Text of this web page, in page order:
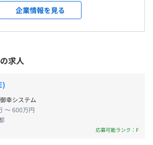
ール例】
、MySQL
Laravel、.NET
テレワークをおこなう場所を含む）
駅」より徒歩1分
駅」より徒歩5分
徒歩10分
試行錯誤を繰り返しながら軌道に
。 現在、自社サービス『SideBooks
、全国820を超える自治体・団体で
依頼が増え続けている状況です。
生み出すためには新しい仲間が必
ちと一緒に『ユーザーにとって価値
一緒につくり上げていきません
テム開発に携われる わたしたちの
ステムを構築することだけではあり
企業情報を見る
求人
幸システム
〜 600万円
応募可能ランク：F